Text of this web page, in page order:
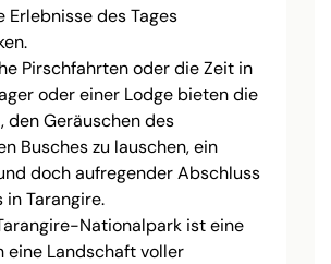
Erlebnisse des Tages
Pirschfahrten oder die Zeit in
oder einer Lodge bieten die
den Geräuschen des
Busches zu lauschen, ein
doch aufregender Abschluss
in Tarangire.
Nationalpark ist eine
eine Landschaft voller